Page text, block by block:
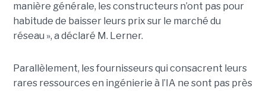
manière générale, les constructeurs n’ont pas pour
habitude de baisser leurs prix sur le marché du
réseau », a déclaré M. Lerner.
Parallèlement, les fournisseurs qui consacrent leurs
rares ressources en ingénierie à l’IA ne sont pas près